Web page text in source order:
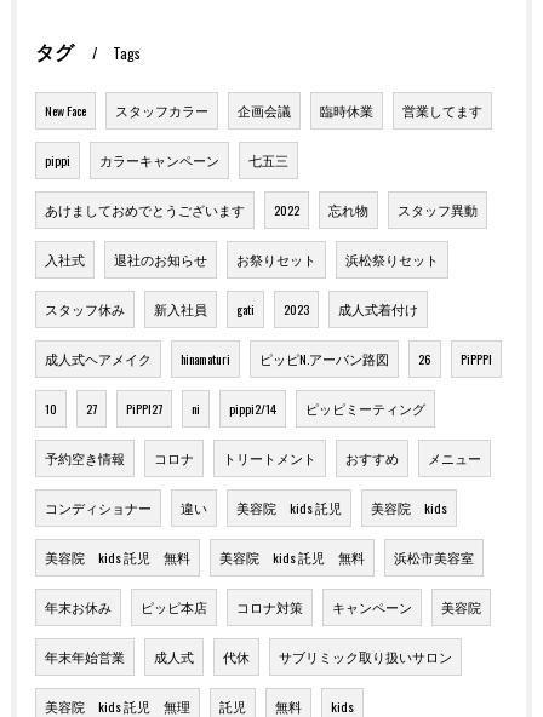
タグ Tags
New Face スタッフカラー 企画会議 臨時休業 営業してます
pippi カラーキャンペーン 七五三
あけましておめでとうございます 2022 忘れ物 スタッフ異動
入社式 退社のお知らせ お祭りセット 浜松祭りセット
スタッフ休み 新入社員 gati 2023 成人式着付け
成人式ヘアメイク hinamaturi ピッピN.アーバン路図 26 PiPPPI
10 27 PiPPI27 ni pippi2/14 ピッピミーティング
予約空き情報 コロナ トリートメント おすすめ メニュー
コンディショナー 違い 美容院 kids 託児 美容院 kids
美容院 kids 託児 無料 美容院 kids 託児 無料 浜松市美容室
年末お休み ピッピ本店 コロナ対策 キャンペーン 美容院
年末年始営業 成人式 代休 サブリミック取り扱いサロン
美容院 kids 託児 無理 託児 無料 kids